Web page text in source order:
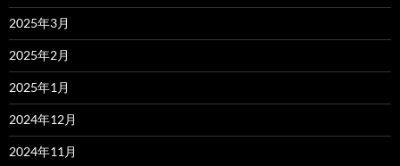
2025年3月
2025年2月
2025年1月
2024年12月
2024年11月